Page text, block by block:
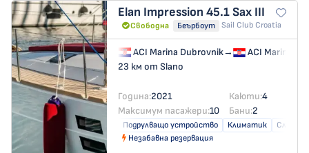
Elan Impression 45.1Sax III
Свободна Беърбоут Sail Club Croatia
ACI Marina Dubrovnik→
ACI Marina
23 км от Slano
Година:2021 Каюти:4
Максимум пасажери:10 Бани:2
Подрулващо устройство Климатик
Незабавна резервация